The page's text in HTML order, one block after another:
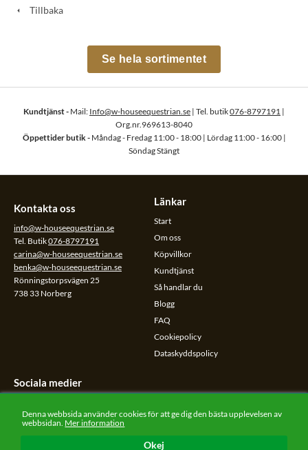
Okej
Denna webbsida använder cookies för att ge dig den bästa upplevelsen av
webbsidan. Mer information
Tillbaka
Se hela sortimentet
Kundtjänst - Mail: Info@w-houseequestrian.se | Tel. butik076-8797191 |
Org.nr.969613-8040
Öppettider butik - Måndag - Fredag 11:00 - 18:00 | Lördag 11:00 - 16:00 |
Söndag Stängt
Kontakta oss
info@w-houseequestrian.se
Tel. Butik076-8797191
carina@w-houseequestrian.se
benka@w-houseequestrian.se
Rönningstorpsvägen 25
738 33 Norberg
Länkar
Start
Om oss
Köpvillkor
Kundtjänst
Så handlar du
Blogg
FAQ
Cookiepolicy
Dataskyddspolicy
Sociala medier